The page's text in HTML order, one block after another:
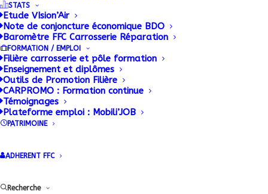
STATS
Etude VIsion’Air
Note de conjoncture économique BDO
Baromètre FFC Carrosserie Réparation
FORMATION / EMPLOI
Filière carrosserie et pôle formation
Enseignement et diplômes
Outils de Promotion Filière
CARPROMO : Formation continue
Témoignages
Plateforme emploi : Mobili’JOB
PATRIMOINE
ADHERENT FFC
Recherche
Accueil FFC Constructeurs
Dernières publications FFC
Constructeurs